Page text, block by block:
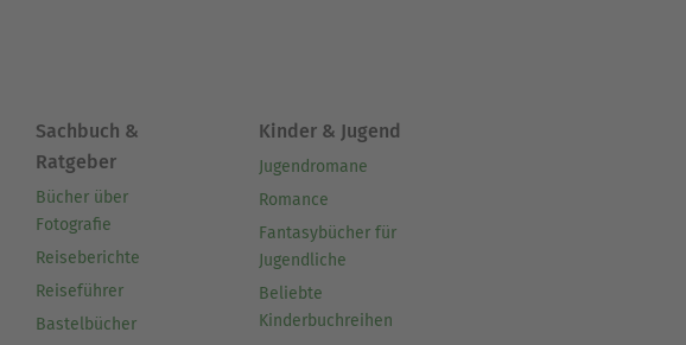
Träume nicht aufzuschieben und
Sachbuch &
Ratgeber
Bücher über
Fotografie
Reiseberichte
Reiseführer
Bastelbücher
Kinder & Jugend
Jugendromane
Romance
Fantasybücher für
Jugendliche
Beliebte
Kinderbuchreihen